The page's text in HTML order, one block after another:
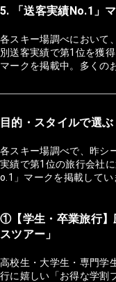
5. 「送客実績No.1」
各スキー場調べにおいて
別送客実績で第1位を獲
マークを掲載中。多くの
目的・スタイルで選
各スキー場調べで、昨シ
実績で第1位の旅行会社
o.1」マークを掲載してい
①【学生・卒業旅行】
スツアー」
高校生・大学生・専門学
行に嬉しい「お得な学割